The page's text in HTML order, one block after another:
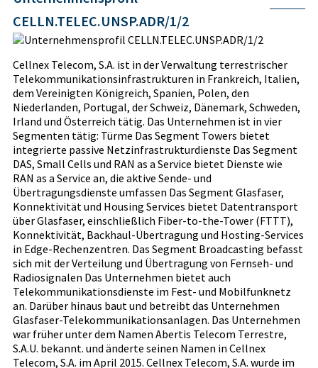
CELLN.TELEC.UNSP.ADR/1/2
Cellnex Telecom, S.A. ist in der Verwaltung terrestrischer
Telekommunikationsinfrastrukturen in Frankreich, Italien,
dem Vereinigten Königreich, Spanien, Polen, den
Niederlanden, Portugal, der Schweiz, Dänemark, Schweden,
Irland und Österreich tätig. Das Unternehmen ist in vier
Segmenten tätig: Türme Das Segment Towers bietet
integrierte passive Netzinfrastrukturdienste Das Segment
DAS, Small Cells und RAN as a Service bietet Dienste wie
RAN as a Service an, die aktive Sende- und
Übertragungsdienste umfassen Das Segment Glasfaser,
Konnektivität und Housing Services bietet Datentransport
über Glasfaser, einschließlich Fiber-to-the-Tower (FTTT),
Konnektivität, Backhaul-Übertragung und Hosting-Services
in Edge-Rechenzentren. Das Segment Broadcasting befasst
sich mit der Verteilung und Übertragung von Fernseh- und
Radiosignalen Das Unternehmen bietet auch
Telekommunikationsdienste im Fest- und Mobilfunknetz
an. Darüber hinaus baut und betreibt das Unternehmen
Glasfaser-Telekommunikationsanlagen. Das Unternehmen
war früher unter dem Namen Abertis Telecom Terrestre,
S.A.U. bekannt. und änderte seinen Namen in Cellnex
Telecom, S.A. im April 2015. Cellnex Telecom, S.A. wurde im